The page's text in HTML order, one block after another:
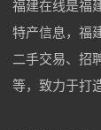
福建在线是福
特产信息，福
二手交易、招
等，致力于打